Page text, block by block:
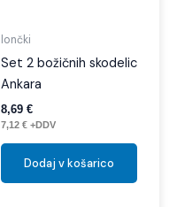
lončki
Set 2 božičnih skodelic
Ankara
8,69 €
7,12 € +DDV
Dodaj v košarico